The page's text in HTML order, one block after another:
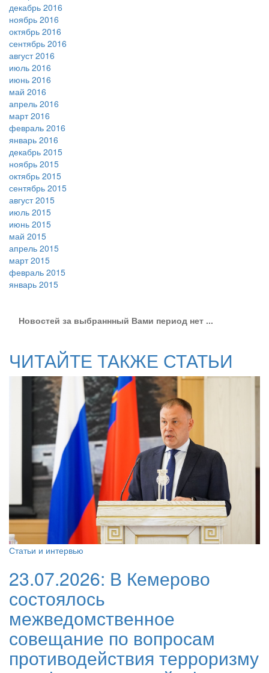
декабрь 2016
ноябрь 2016
октябрь 2016
сентябрь 2016
август 2016
июль 2016
июнь 2016
май 2016
апрель 2016
март 2016
февраль 2016
январь 2016
декабрь 2015
ноябрь 2015
октябрь 2015
сентябрь 2015
август 2015
июль 2015
июнь 2015
май 2015
апрель 2015
март 2015
февраль 2015
январь 2015
Новостей за выбраннный Вами период нет ...
ЧИТАЙТЕ ТАКЖЕ СТАТЬИ
Статьи и интервью
23.07.2026: В Кемерово
состоялось
межведомственное
совещание по вопросам
противодействия терроризму